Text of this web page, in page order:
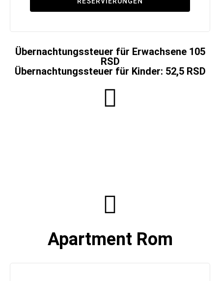
Übernachtungssteuer für Erwachsene 105
RSD
Übernachtungssteuer für Kinder: 52,5 RSD
Apartment Rom